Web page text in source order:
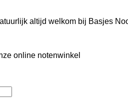
altijd welkom bij Basjes
online notenwinkel